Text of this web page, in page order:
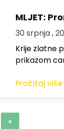
MLJET:
30 srpnja ,
Krije zlatne
prikazom
Pročitaj više
»